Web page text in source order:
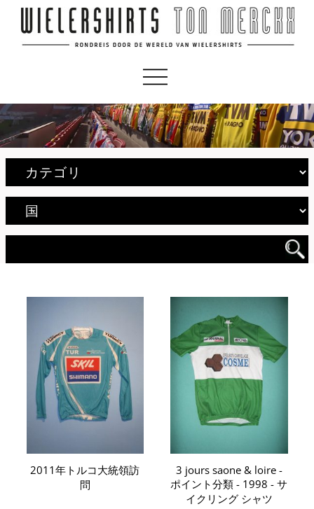
2011年トルコ大統領訪
問
3 jours saone & loire -
ポイント分類 - 1998 - サ
イクリング シャツ